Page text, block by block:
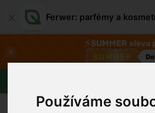
Používáme
Ferwer: parfémy a
×
⚡SUMMER sleva